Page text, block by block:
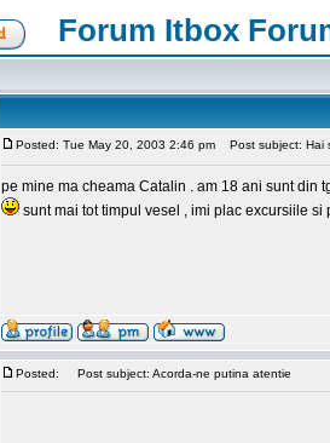
Forum Itbox
Posted: Tue May 20, 2003 2:46 pm Post subject: Hai
pe mine ma cheama Catalin . am 18 ani sunt din
sunt mai tot timpul vesel , imi plac excursiile
Posted: Post subject: Acorda-ne putina atentie